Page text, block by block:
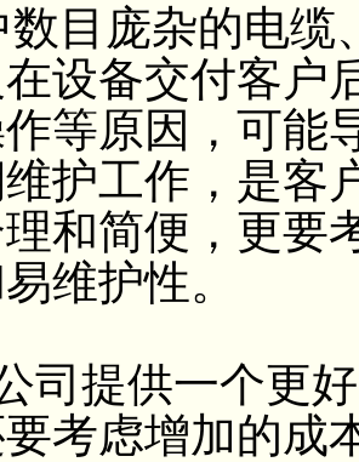
数目庞杂的电缆
设备交付客户
等原因，可能
护工作，是客
和简便，更要
维护性。
司提供一个更
考虑增加的成